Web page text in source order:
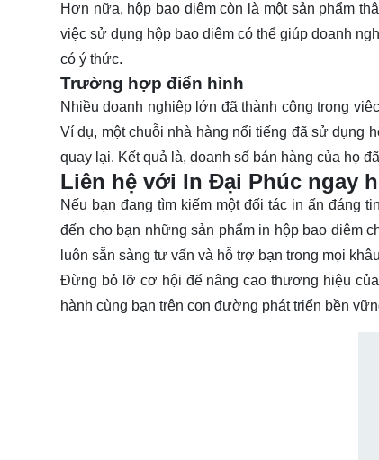
Hơn nữa, hộp bao diêm còn là một sản phẩm
việc sử dụng hộp bao diêm có thể giúp doanh
có ý thức.
Trường hợp điển hình
Nhiều doanh nghiệp lớn đã thành công trong
Ví dụ, một chuỗi nhà hàng nổi tiếng đã sử dụng
quay lại. Kết quả là, doanh số bán hàng của họ
Liên hệ với In Đại Phúc ngay
Nếu bạn đang tìm kiếm một đối tác in ấn đáng
đến cho bạn những sản phẩm in hộp bao diêm
luôn sẵn sàng tư vấn và hỗ trợ bạn trong mọi
Đừng bỏ lỡ cơ hội để nâng cao thương hiệu
hành cùng bạn trên con đường phát triển bền